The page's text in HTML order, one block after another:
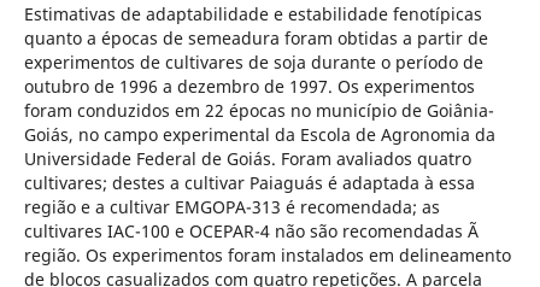
Estimativas de adaptabilidade e estabilidade fenotípicas
quanto a épocas de semeadura foram obtidas a partir de
experimentos de cultivares de soja durante o período de
outubro de 1996 a dezembro de 1997. Os experimentos
foram conduzidos em 22 épocas no município de Goiânia-
Goiás, no campo experimental da Escola de Agronomia da
Universidade Federal de Goiás. Foram avaliados quatro
cultivares; destes a cultivar Paiaguás é adaptada à essa
região e a cultivar EMGOPA-313 é recomendada; as
cultivares IAC-100 e OCEPAR-4 não são recomendadas Ã
região. Os experimentos foram instalados em delineamento
de blocos casualizados com quatro repetições. A parcela